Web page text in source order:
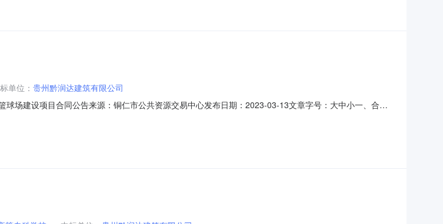
单位： 贵州黔润达建筑有限公司
场建设项目合同公告来源：铜仁市公共资源交易中心发布日期：2023-03-13文章字号：大中小一、合同
）:铜仁幼儿师范高等专科学校地址:贵州省铜仁市碧江区川硐教育园区联系方式:135956